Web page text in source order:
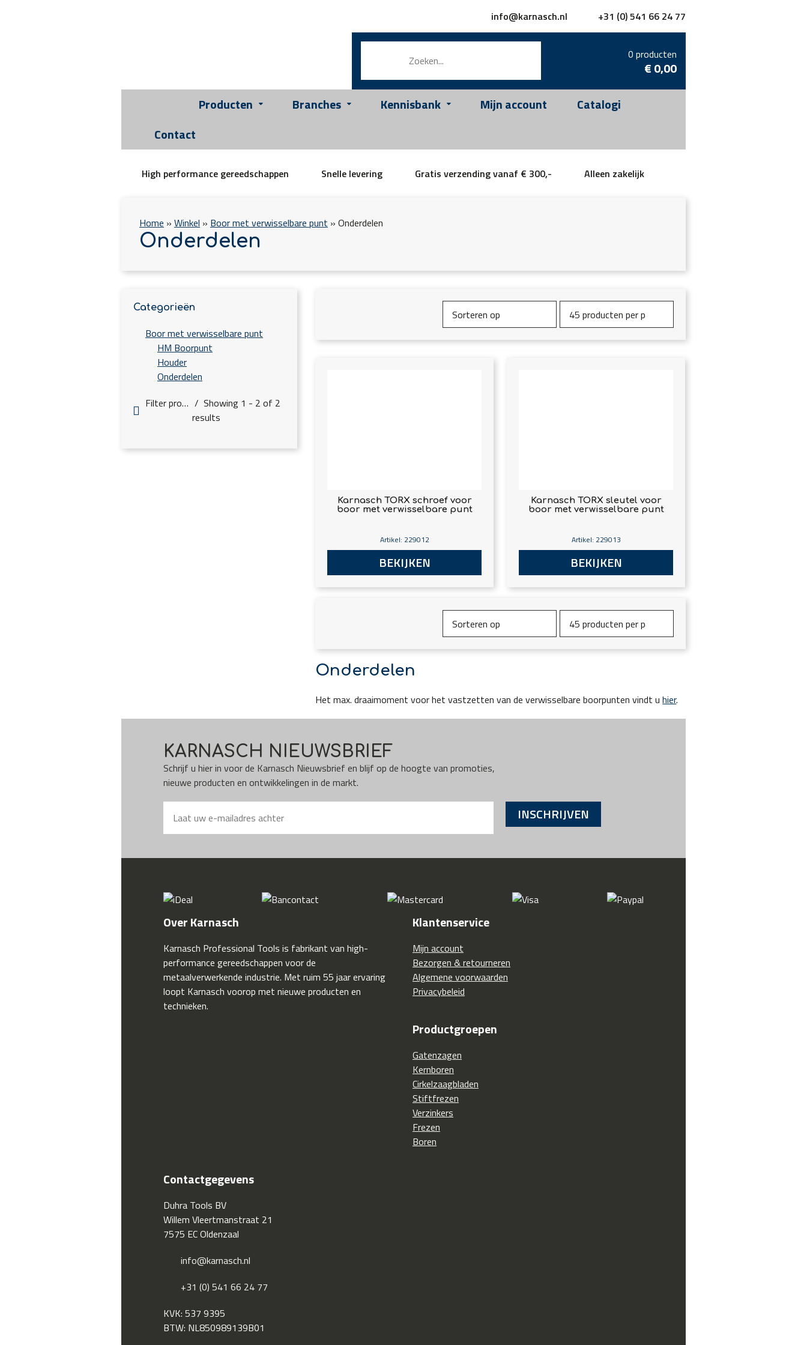
info@karnasch.nl +31 (0) 541 66 24 77
0 producten
€0,00
Producten
Branches Kennisbank Mijn account
Catalogi
Contact
High performance gereedschappen Snelle levering Gratis verzending vanaf € 300,- Alleen zakelijk
Home » Winkel » Boor met verwisselbare punt » Onderdelen
Onderdelen
Categorieën
Boor met verwisselbare punt
HM Boorpunt
Houder
Onderdelen
Filter products
Showing 1 - 2 of 2
results
Karnasch TORX schroef voor
boor met verwisselbare punt
Artikel: 229012
BEKIJKEN
Karnasch TORX sleutel voor
boor met verwisselbare punt
Artikel: 229013
BEKIJKEN
Onderdelen
Het max. draaimoment voor het vastzetten van de verwisselbare boorpunten vindt uhier.
KARNASCH NIEUWSBRIEF
Schrijf u hier in voor de Karnasch Nieuwsbrief en blijf op de hoogte van promoties,
nieuwe producten en ontwikkelingen in de markt.
INSCHRIJVEN
Over Karnasch
Karnasch Professional Tools is fabrikant van high-
performance gereedschappen voor de
metaalverwerkende industrie. Met ruim 55 jaar ervaring
loopt Karnasch voorop met nieuwe producten en
technieken.
Klantenservice
Mijn account
Bezorgen & retourneren
Algemene voorwaarden
Privacybeleid
Productgroepen
Gatenzagen
Kernboren
Cirkelzaagbladen
Stiftfrezen
Verzinkers
Frezen
Boren
Contactgegevens
Duhra Tools BV
Willem Vleertmanstraat 21
7575 EC Oldenzaal
info@karnasch.nl
+31 (0) 541 66 24 77
KVK: 537 9395
BTW: NL850989139B01